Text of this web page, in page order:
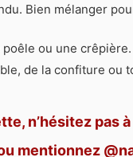
Bien mélanger
ou une crêpière.
de la confiture ou
n’hésitez pas
mentionnez